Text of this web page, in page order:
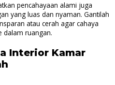
pencahayaan alami juga
yang luas dan nyaman. Gantilah
atau cerah agar cahaya
dalam ruangan.
Interior Kamar